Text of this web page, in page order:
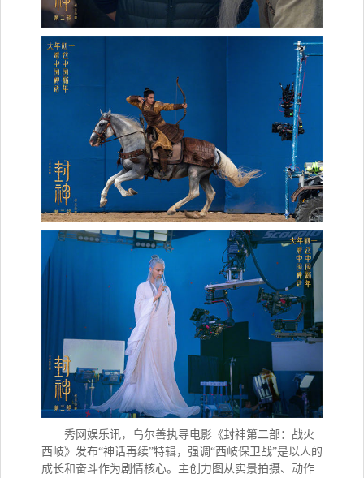
秀网娱乐讯， 乌尔善执导电影《封神第二部：战火
西岐》发布“神话再续”特辑，强调“西岐保卫战”是以人的
成长和奋斗作为剧情核心。主创力图从实景拍摄、动作